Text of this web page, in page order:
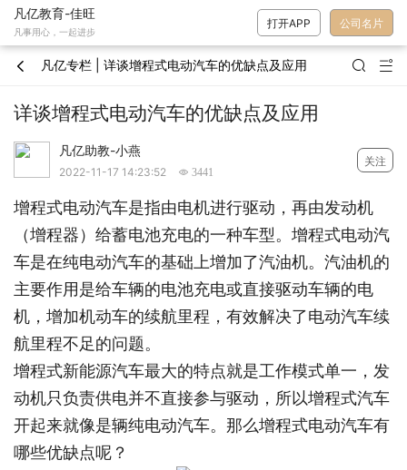
凡亿教育-佳旺
凡事用心，一起进步
打开APP 公司名片
 凡亿专栏 | 详谈增程式电动汽车的优缺点及应用  
详谈增程式电动汽车的优缺点及应用
凡亿助教-小燕
2022-11-17 14:23:52  3441
关注
增程式电动汽车是指由电机进行驱动，再由发动机
（增程器）给蓄电池充电的一种车型。增程式电动汽
车是在纯电动汽车的基础上增加了汽油机。汽油机的
主要作用是给车辆的电池充电或直接驱动车辆的电
机，增加机动车的续航里程，有效解决了电动汽车续
航里程不足的问题。
增程式新能源汽车最大的特点就是工作模式单一，发
动机只负责供电并不直接参与驱动，所以增程式汽车
开起来就像是辆纯电动汽车。那么增程式电动汽车有
哪些优缺点呢？